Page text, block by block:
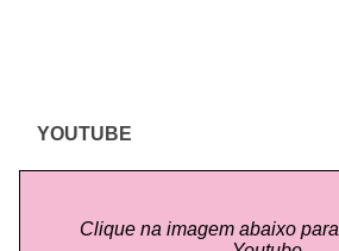
YOUTUBE
Clique na imagem abaixo